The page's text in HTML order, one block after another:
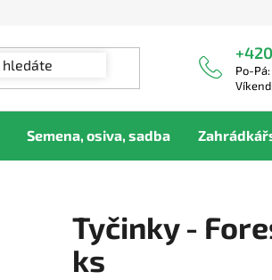
Po-
Semena, osiva, sadba
Tyčinky -
ks